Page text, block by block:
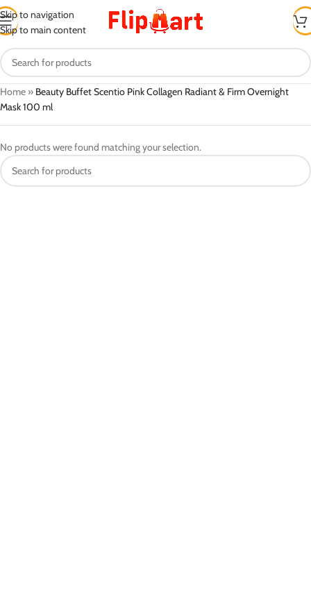
Skip to navigation
Skip to main content
Home » Beauty Buffet Scentio Pink Collagen Radiant & Firm Overnight
Mask 100 ml
No products were found matching your selection.